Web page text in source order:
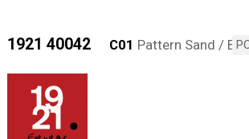
1921 40042 C01 Pattern Sand /